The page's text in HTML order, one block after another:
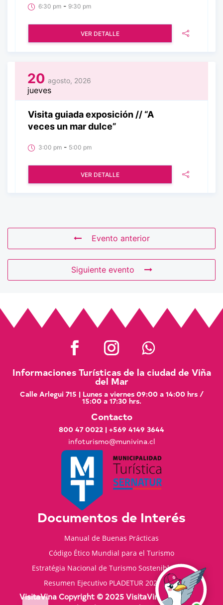
6:30 pm - 9:30 pm
VER DETALLE
20 agosto, 2026
jueves
Visita guiada exposición // “A
veces un mar dulce”
3:00 pm - 5:00 pm
VER DETALLE
Evento anterior
Siguiente evento
Informaciones Turísticas de la ciudad de Viña
del Mar
Calle Arlegui 715 | Lunes a viernes 09:00 a 14:00 hrs /
15:00 a 17:30 hrs.
Contacto
800 47 0022 | +569 4149 3644
infoturismo@munivina.cl
Documentos de Interés
Manual de Buenas Prácticas
Código Ético Mundial para el Turismo
Estratégia Nacional de Turismo Sostenible 2035
Resumen Ejecutivo PLADETUR 2025-2023
VisitaVina Copyright © 2025 VisitaVina - Todos los